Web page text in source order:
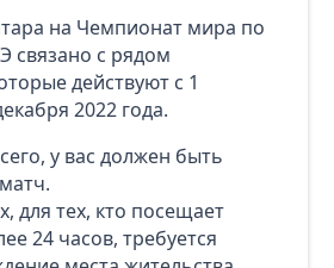
на Чемпионат мира по
связано с рядом
действуют с 1
2022 года.
у вас должен быть
для тех, кто посещает
24 часов, требуется